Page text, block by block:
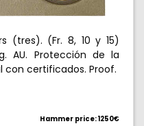
(tres). (Fr. 8, 10 y 15)
AU. Protección de la
con certificados. Proof.
Hammer price: 1250€